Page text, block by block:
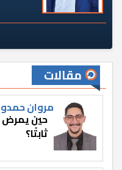
مقالات
مروان
حين يمرض
ثابتًا؟